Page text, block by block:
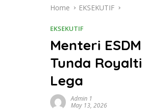
Home EKSEKUTIF
EKSEKUTIF
Menteri
Tunda
Lega
Admin 1
May 13, 2026